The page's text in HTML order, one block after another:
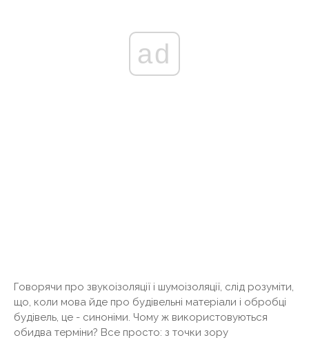
ad
Говорячи про звукоізоляції і шумоізоляції, слід розуміти,
що, коли мова йде про будівельні матеріали і обробці
будівель, це - синоніми. Чому ж використовуються
обидва терміни? Все просто: з точки зору